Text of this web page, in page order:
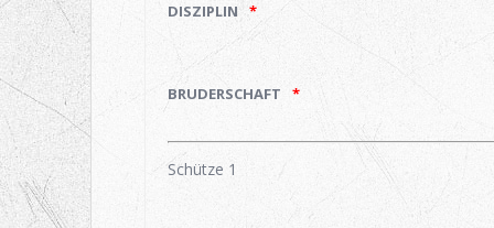
DISZIPLIN
BRUDERSCHAFT
Schütze 1